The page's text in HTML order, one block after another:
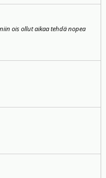
ois ollut aikaa tehdä nopea